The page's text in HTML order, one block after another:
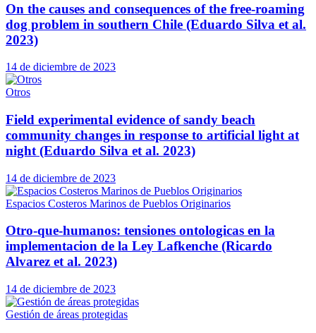
On the causes and consequences of the free-roaming
dog problem in southern Chile (Eduardo Silva et al.
2023)
14 de diciembre de 2023
Otros
Field experimental evidence of sandy beach
community changes in response to artificial light at
night (Eduardo Silva et al. 2023)
14 de diciembre de 2023
Espacios Costeros Marinos de Pueblos Originarios
Otro-que-humanos: tensiones ontologicas en la
implementacion de la Ley Lafkenche (Ricardo
Alvarez et al. 2023)
14 de diciembre de 2023
Gestión de áreas protegidas